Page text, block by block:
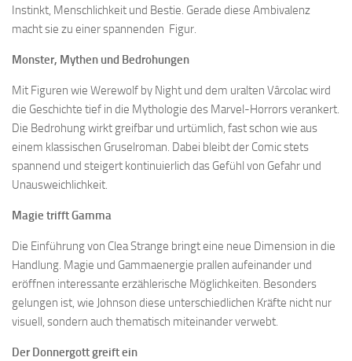
Instinkt, Menschlichkeit und Bestie. Gerade diese Ambivalenz
macht sie zu einer spannenden Figur.
Monster, Mythen und Bedrohungen
Mit Figuren wie Werewolf by Night und dem uralten Vârcolac wird
die Geschichte tief in die Mythologie des Marvel-Horrors verankert.
Die Bedrohung wirkt greifbar und urtümlich, fast schon wie aus
einem klassischen Gruselroman. Dabei bleibt der Comic stets
spannend und steigert kontinuierlich das Gefühl von Gefahr und
Unausweichlichkeit.
Magie trifft Gamma
Die Einführung von Clea Strange bringt eine neue Dimension in die
Handlung. Magie und Gammaenergie prallen aufeinander und
eröffnen interessante erzählerische Möglichkeiten. Besonders
gelungen ist, wie Johnson diese unterschiedlichen Kräfte nicht nur
visuell, sondern auch thematisch miteinander verwebt.
Der Donnergott greift ein